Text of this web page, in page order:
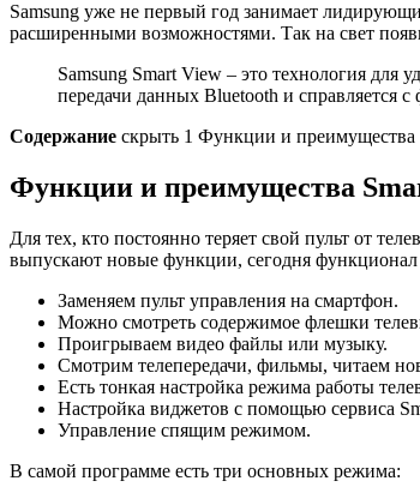
Samsung уже не первый год занимает
расширенными возможностями. Так на свет
Samsung Smart View – это технология для
передачи данных Bluetooth и справляется
Содержание скрыть 1 Функции и преимущества
Функции и преимущества
Для тех, кто постоянно теряет свой пульт от
выпускают новые функции, сегодня функционал
Заменяем пульт управления на смартфон.
Можно смотреть содержимое флешки
Проигрываем видео файлы или музыку.
Смотрим телепередачи, фильмы, читаем
Есть тонкая настройка режима работы
Настройка виджетов с помощью сервиса
Управление спящим режимом.
В самой программе есть три основных режима: